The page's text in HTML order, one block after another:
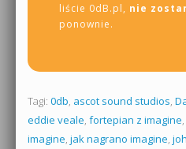
liście 0dB.pl, nie
ponownie.
Tagi: 0db, ascot sound studios,
eddie veale, fortepian z imagine,
imagine, jak nagrano imagine,